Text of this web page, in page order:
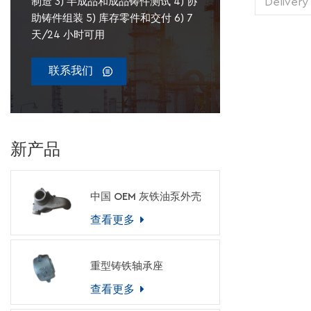
助铸件组装 5) 库存零件和交付 6) 7
天/24 小时可用
联系我们
新产品
中国 OEM 灰铁油泵外壳
查看更多
重型铸铁轴承座
查看更多
1